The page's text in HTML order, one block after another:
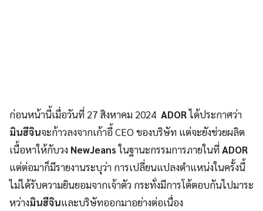
ก่อนหน้านี้เมื่อวันที่ 27 สิงหาคม 2024 ADORได้ประกาศว่า
มินฮีจินจะก้าวลงจากเก้าอี้ CEO ของบริษัท แต่จะยังช่วยผลิต
เนื้อหาให้กับวง NewJeansในฐานะกรรมการภายในที่ADOR
แต่ต่อมาก็มีรายงานระบุว่า การเปลี่ยนแปลงตำแหน่งในครั้งนี้
ไม่ได้รับความยินยอมจากเจ้าตัว กระทั่งมีการโต้ตอบกันไปมาระ
หว่างมินฮีจินและบริษัทออกมาอย่างต่อเนื่อง